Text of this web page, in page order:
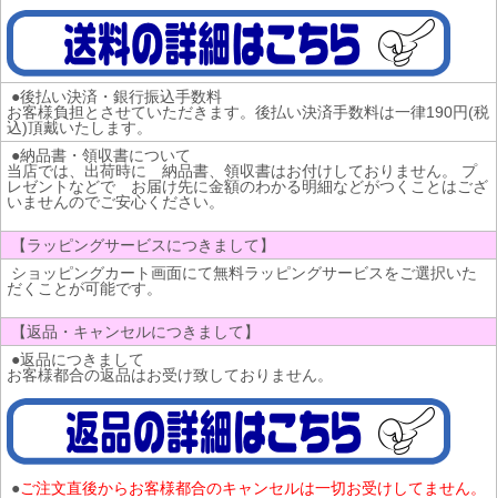
●後払い決済・銀行振込手数料
お客様負担とさせていただきます。後払い決済手数料は一律190円(税
込)頂戴いたします。
●納品書・領収書について
当店では、出荷時に 納品書、領収書はお付けしておりません。 プ
レゼントなどで お届け先に金額のわかる明細などがつくことはござ
いませんのでご安心ください。
【ラッピングサービスにつきまして】
ショッピングカート画面にて無料ラッピングサービスをご選択いた
だくことが可能です。
【返品・キャンセルにつきまして】
●返品につきまして
お客様都合の返品はお受け致しておりません。
●ご注文直後からお客様都合のキャンセルは一切お受けしてません。